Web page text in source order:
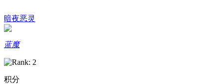
暗夜恶灵
蓝魔
积分